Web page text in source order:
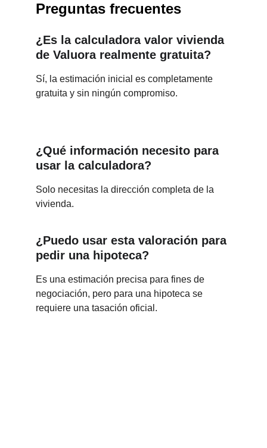
Preguntas frecuentes
¿Es la calculadora valor vivienda
de Valuora realmente gratuita?
Sí, la estimación inicial es completamente
gratuita y sin ningún compromiso.
¿Qué información necesito para
usar la calculadora?
Solo necesitas la dirección completa de la
vivienda.
¿Puedo usar esta valoración para
pedir una hipoteca?
Es una estimación precisa para fines de
negociación, pero para una hipoteca se
requiere una tasación oficial.